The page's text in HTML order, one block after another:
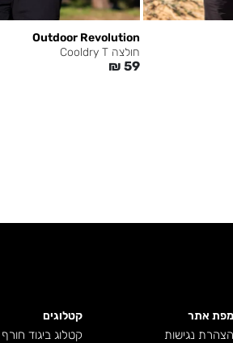
Outdoor Revolution
חולצה Cooldry T
₪ 59
קטלוגים
קטלוג ביגוד חורף 2026
מפת אתר
הצהרת נגישות